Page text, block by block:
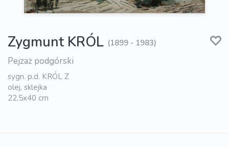
Zygmunt KRÓL (1899 - 1983)
Pejzaż podgórski
sygn. p.d. KRÓL Z
olej, sklejka
22,5x40 cm